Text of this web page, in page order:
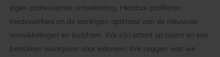
eigen professionele ontwikkeling. Hierdoor profiteren
medewerkers en de leerlingen optimaal van de nieuwste
ontwikkelingen en inzichten. We zijn attent op talent en een
betrokken werkgever voor iedereen. We zeggen wat we